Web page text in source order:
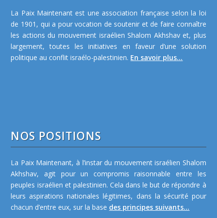
La Paix Maintenant est une association française selon la loi
de 1901, qui a pour vocation de soutenir et de faire connaître
les actions du mouvement israélien Shalom Akhshav et, plus
largement, toutes les initiatives en faveur d’une solution
politique au conflit israélo-palestinien. En savoir plus...
NOS POSITIONS
La Paix Maintenant, à l’instar du mouvement israélien Shalom
Akhshav, agit pour un compromis raisonnable entre les
peuples israélien et palestinien. Cela dans le but de répondre à
leurs aspirations nationales légitimes, dans la sécurité pour
chacun d’entre eux, sur la base des principes suivants...